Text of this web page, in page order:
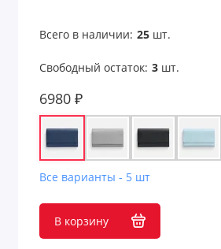
Измерения
Калькуляторы
Карабины и держатели
Конфеты, сладости, печенье
Всего в наличии: 25шт.
Свободный остаток: 3шт.
6980 ₽
Все варианты - 5 шт
В корзину